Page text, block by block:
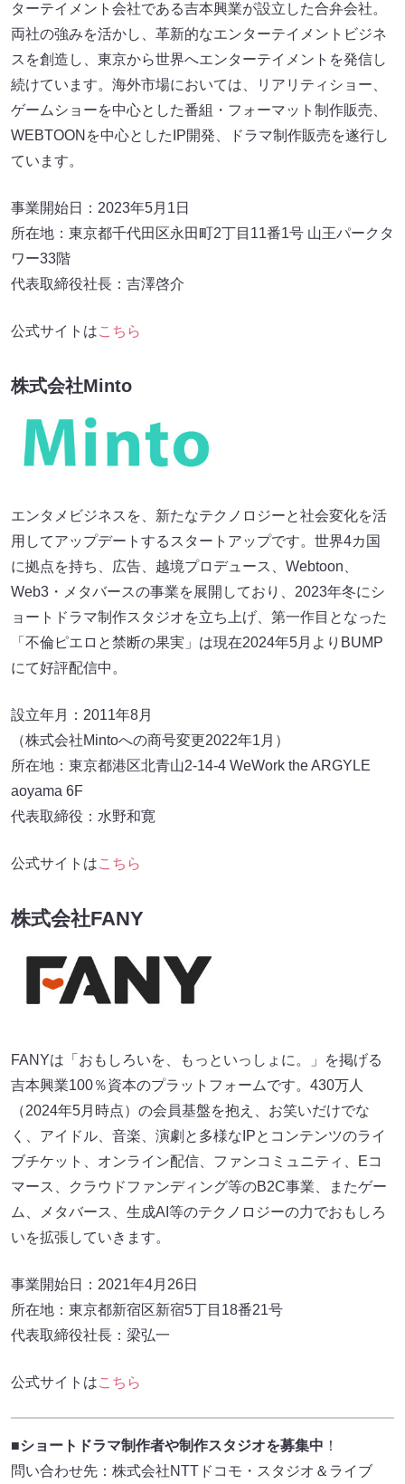
ターテイメント会社である吉本興業が設立した合弁会社。
両社の強みを活かし、革新的なエンターテイメントビジネ
スを創造し、東京から世界へエンターテイメントを発信し
続けています。海外市場においては、リアリティショー、
ゲームショーを中心とした番組・フォーマット制作販売、
WEBTOONを中心としたIP開発、ドラマ制作販売を遂行し
ています。
事業開始日：2023年5月1日
所在地：東京都千代田区永田町2丁目11番1号 山王パークタ
ワー33階
代表取締役社長：吉澤啓介
公式サイトはこちら
株式会社Minto
エンタメビジネスを、新たなテクノロジーと社会変化を活
用してアップデートするスタートアップです。世界4カ国
に拠点を持ち、広告、越境プロデュース、Webtoon、
Web3・メタバースの事業を展開しており、2023年冬にシ
ョートドラマ制作スタジオを立ち上げ、第一作目となった
「不倫ピエロと禁断の果実」は現在2024年5月よりBUMP
にて好評配信中。
設立年月：2011年8月
（株式会社Mintoへの商号変更2022年1月）
所在地：東京都港区北青山2-14-4 WeWork the ARGYLE
aoyama 6F
代表取締役：水野和寛
公式サイトはこちら
株式会社FANY
FANYは「おもしろいを、もっといっしょに。」を掲げる
吉本興業100％資本のプラットフォームです。430万人
（2024年5月時点）の会員基盤を抱え、お笑いだけでな
く、アイドル、音楽、演劇と多様なIPとコンテンツのライ
ブチケット、オンライン配信、ファンコミュニティ、Eコ
マース、クラウドファンディング等のB2C事業、またゲー
ム、メタバース、生成AI等のテクノロジーの力でおもしろ
いを拡張していきます。
事業開始日：2021年4月26日
所在地：東京都新宿区新宿5丁目18番21号
代表取締役社長：梁弘一
公式サイトはこちら
■ショートドラマ制作者や制作スタジオを募集中 ！
問い合わせ先：株式会社NTTドコモ・スタジオ＆ライブ